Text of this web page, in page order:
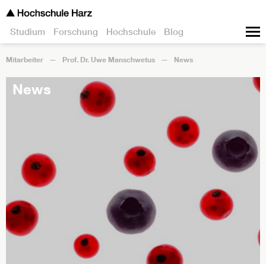
Studium Forschung Hochschule Blog
Mitarbeiter Prof. Dr. Uwe Manschwetus News
News